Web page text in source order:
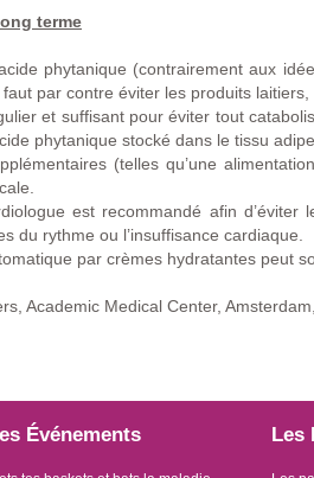
terme
phytanique (contrairement aux
par contre éviter les produits
et suffisant pour éviter tout
phytanique stocké dans le tissu
(telles qu’une
est recommandé afin d’éviter
du rythme ou l’insuffisance cardiaque.
par crèmes hydratantes peut
Academic Medical Center,
Événements Les